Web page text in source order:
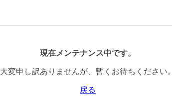
現在メンテナンス中です。
大変申し訳ありませんが、暫くお待ちください。
戻る